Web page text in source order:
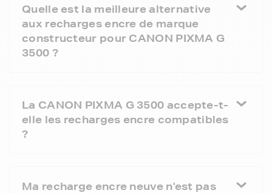
Quelle est la meilleure alternative
aux recharges encre de marque
constructeur pour CANON PIXMA G
3500 ?
La CANON PIXMA G 3500 accepte-t-
elle les recharges encre compatibles
?
Ma recharge encre neuve n'est pas